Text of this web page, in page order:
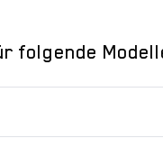
folgende